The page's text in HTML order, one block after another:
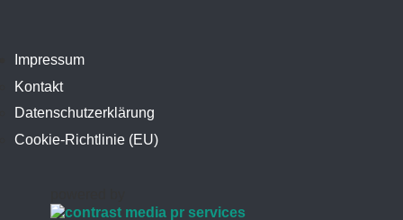
Impressum
Kontakt
Datenschutzerklärung
Cookie-Richtlinie (EU)